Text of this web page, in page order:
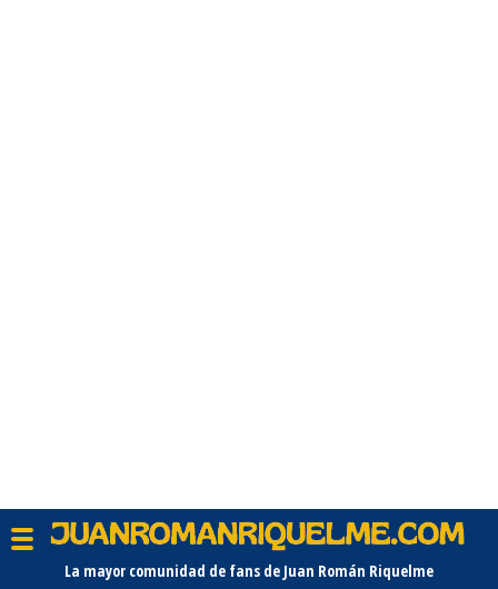
La mayor comunidad de fans de Juan Román Riquelme